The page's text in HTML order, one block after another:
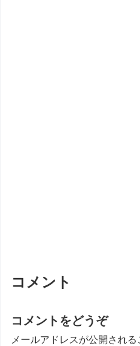
コメント
コメントをどうぞ
メールアドレスが公開される